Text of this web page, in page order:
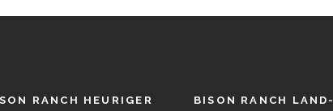
RANCH HEURIGER BISON RANCH LAND-